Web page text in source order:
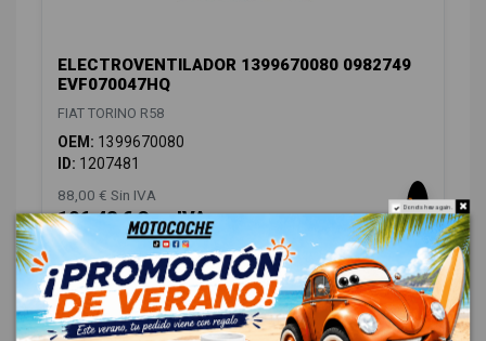
ELECTROVENTILADOR 1399670080 0982749
EVF070047HQ
FIAT TORINO R58
OEM: 1399670080
ID: 1207481
88,00 € Sin IVA
106,48 € Con IVA
Do not show again.